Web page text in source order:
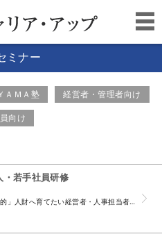
ミナー
ＡＭＡ塾 経営者・管理者向け
向け
若手社員研修
「指示待ち」から「自発的」人財へ育てたい経営者・人事担当者の方へ 新入社員向け 2026年度新人研修公開講座 社会人としての「常識」×「基礎力」＝コミュニケーション力を高める！ 3...